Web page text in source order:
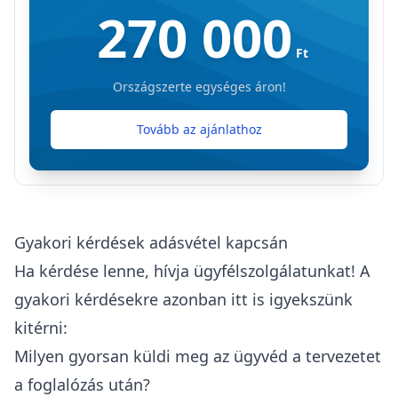
270 000 Ft
Országszerte egységes áron!
Tovább az ajánlathoz
Gyakori kérdések adásvétel kapcsán
Ha kérdése lenne, hívja ügyfélszolgálatunkat! A
gyakori kérdésekre azonban itt is igyekszünk
kitérni:
Milyen gyorsan küldi meg az ügyvéd a tervezetet
a foglalózás után?